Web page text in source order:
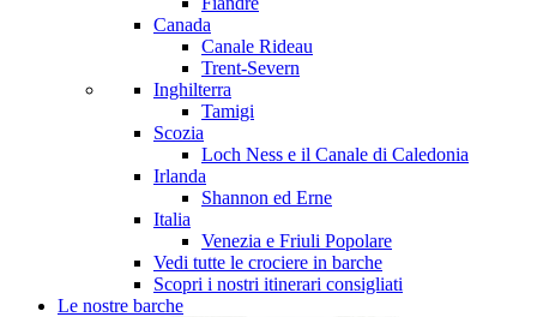
Canada
Canale Rideau
Trent-Severn
Inghilterra
Tamigi
Scozia
Loch Ness e il Canale di Caledonia
Irlanda
Shannon ed Erne
Italia
Venezia e Friuli Popolare
Vedi tutte le crociere in barche
Scopri i nostri itinerari consigliati
Le nostre barche